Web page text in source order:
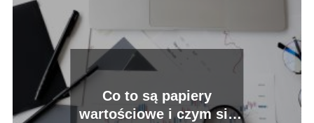
Co to są papiery
wartościowe i czym się